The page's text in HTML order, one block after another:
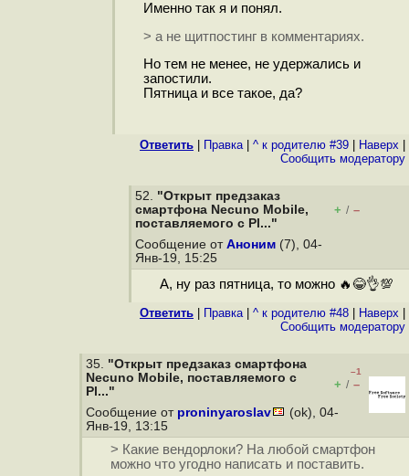
Именно так я и понял.
> а не щитпостинг в комментариях.
Но тем не менее, не удержались и
запостили.
Пятница и все такое, да?
Ответить Правка| ^ к родителю #39 Наверх
Cообщить модератору
52. "Открыт предзаказ
смартфона Necuno Mobile,
поставляемого с Pl..."
+ / –
Сообщение от Аноним (7), 04-
Янв-19, 15:25
А, ну раз пятница, то можно 🔥😂👌💯
Ответить Правка| ^ к родителю #48 Наверх
Cообщить модератору
35. "Открыт предзаказ смартфона
Necuno Mobile, поставляемого с
Pl..."
–1
+ / –
Сообщение от proninyaroslav
(ok), 04-
Янв-19, 13:15
> Какие вендорлоки? На любой смартфон
можно что угодно написать и поставить.